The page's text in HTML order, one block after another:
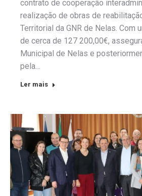
contrato de cooperação
realização de obras de
Territorial da GNR de Nelas. Com
de cerca de 127 200,00€,
Municipal de Nelas e
pela…
Ler mais